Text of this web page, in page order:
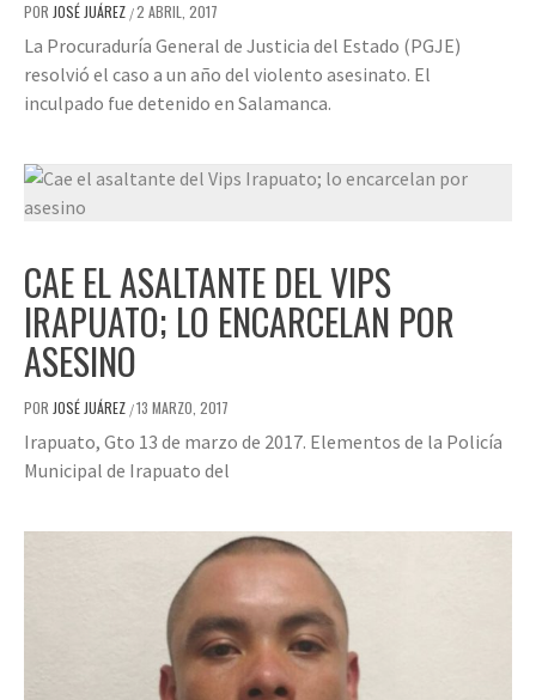
POR JOSÉ JUÁREZ /2 ABRIL, 2017
La Procuraduría General de Justicia del Estado (PGJE)
resolvió el caso a un año del violento asesinato. El
inculpado fue detenido en Salamanca.
CAE EL ASALTANTE DEL VIPS
IRAPUATO; LO ENCARCELAN POR
ASESINO
POR JOSÉ JUÁREZ /13 MARZO, 2017
Irapuato, Gto 13 de marzo de 2017. Elementos de la Policía
Municipal de Irapuato del